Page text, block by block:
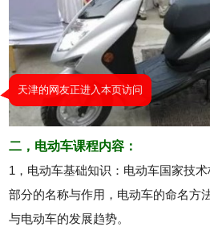
二，电动车课程内容：
1，电动车基础知识：电动车国家技
部分的名称与作用，电动车的命名方
与电动车的发展趋势。